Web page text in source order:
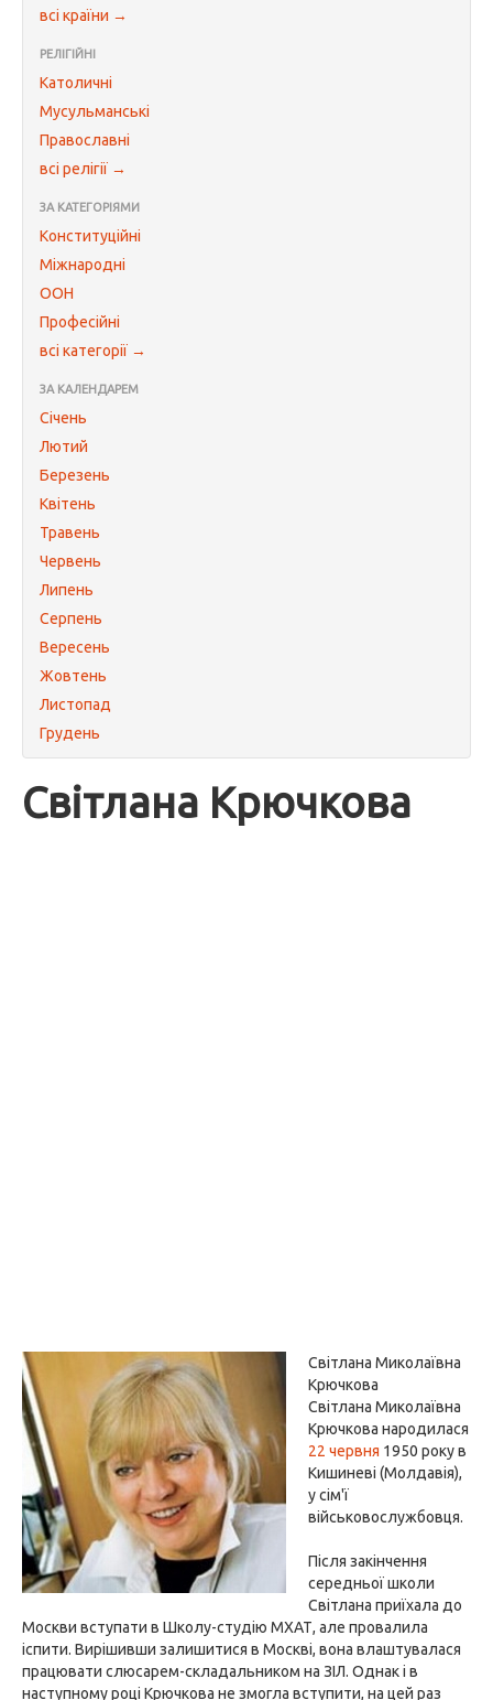
всі країни →
РЕЛІГІЙНІ
Католичні
Мусульманські
Православні
всі релігії →
ЗА КАТЕГОРІЯМИ
Конституційні
Міжнародні
ООН
Професійні
всі категорії →
ЗА КАЛЕНДАРЕМ
Січень
Лютий
Березень
Квітень
Травень
Червень
Липень
Серпень
Вересень
Жовтень
Листопад
Грудень
Світлана Крючкова
Світлана Миколаївна
Крючкова
Світлана Миколаївна
Крючкова народилася
22 червня 1950 року в
Кишиневі (Молдавія),
у сім'ї
військовослужбовця.
Після закінчення
середньої школи
Світлана приїхала до
Москви вступати в Школу-студію МХАТ, але провалила
іспити. Вирішивши залишитися в Москві, вона влаштувалася
працювати слюсарем-складальником на ЗІЛ. Однак і в
наступному році Крючкова не змогла вступити, на цей раз